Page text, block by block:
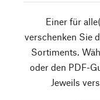
Einer für
verschenken Sie
Sortiments.
oder den PDF-
Jeweils